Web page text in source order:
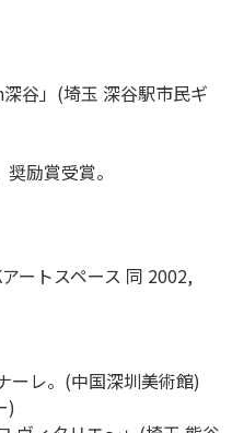
谷」(埼玉 深谷駅市民ギ
励賞受賞。
ートスペース 同 2002,
ーレ。(中国深圳美術館)
)